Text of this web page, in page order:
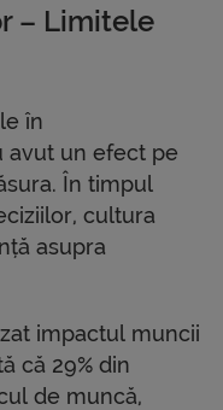
– Limitele
în
avut un efect pe
În timpul
cultura
asupra
impactul muncii
că 29% din
de muncă,